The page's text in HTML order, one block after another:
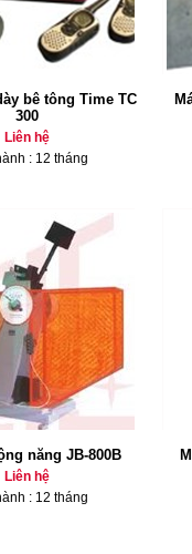
bê tông Time TC
300
Liên hệ
: 12 tháng
năng JB-800B
Liên hệ
: 12 tháng